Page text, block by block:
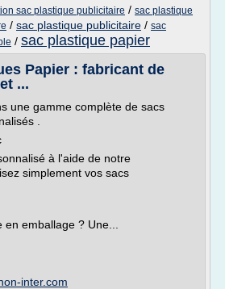
sac plastique publicitaire / sac plastique
/ sac plastique publicitaire / sac
/ sac plastique papier
Papier : fabricant de
...
une gamme complète de sacs
.
à l'aide de notre
simplement vos sacs
emballage ? Une...
inter.com